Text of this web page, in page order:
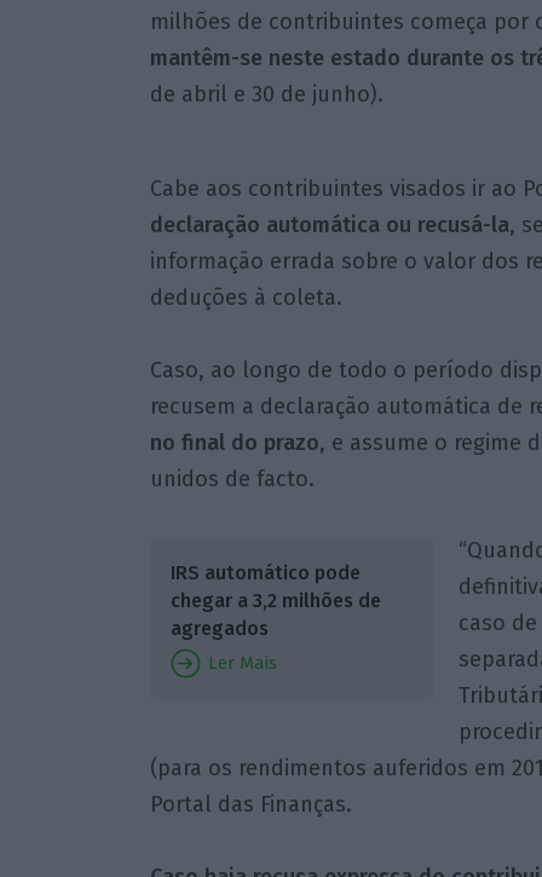
milhões de contribuintes começa por
mantêm-se neste estado durante os
de abril e 30 de junho).
Cabe aos contribuintes visados ir ao
declaração automática ou recusá-la,
informação errada sobre o valor dos
deduções à coleta.
Caso, ao longo de todo o período
recusem a declaração automática de
no final do prazo, e assume o regime
unidos de facto.
IRS automático pode
chegar a 3,2 milhões de
agregados
Ler Mais
caso
(para os rendimentos auferidos em
Portal das Finanças.